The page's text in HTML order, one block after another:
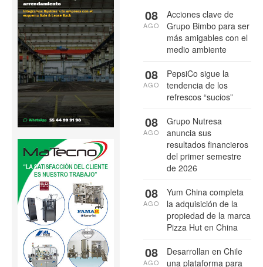
Acciones clave de
Grupo Bimbo para ser
más amigables con el
medio ambiente
08
AGO
PepsiCo sigue la
tendencia de los
refrescos “sucios”
08
AGO
Grupo Nutresa
anuncia sus
resultados financieros
del primer semestre
de 2026
08
AGO
Yum China completa
la adquisición de la
propiedad de la marca
Pizza Hut en China
08
AGO
Desarrollan en Chile
una plataforma para
08
AGO